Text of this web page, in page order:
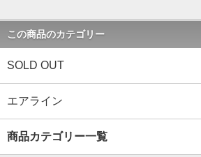
この商品のカテゴリー
SOLD OUT
エアライン
商品カテゴリー一覧